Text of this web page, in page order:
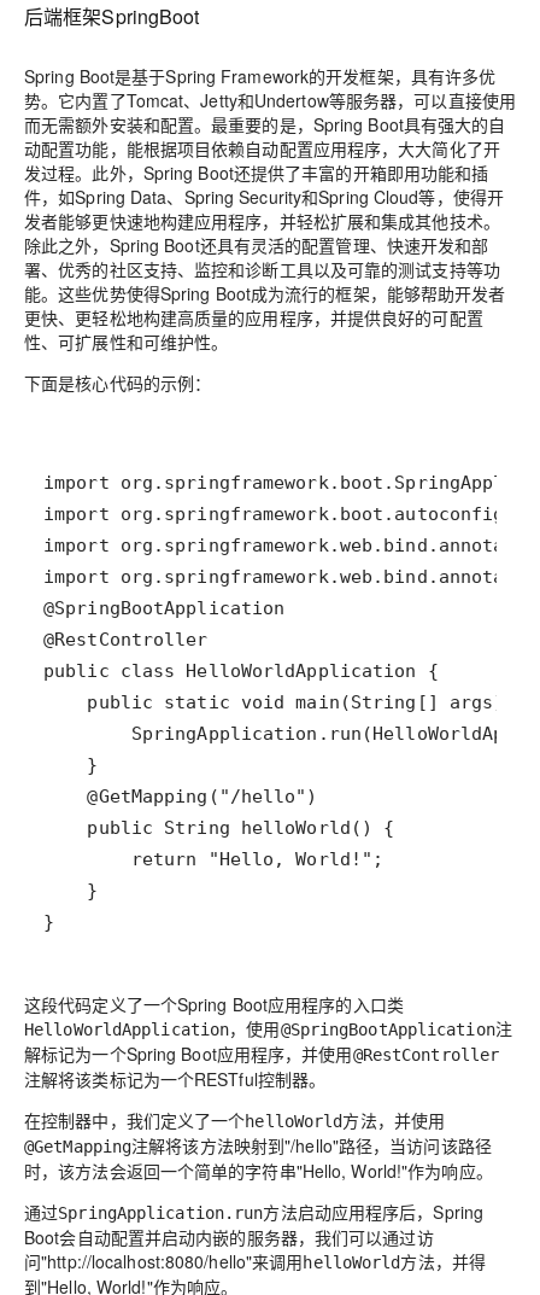
后端框架SpringBoot
Spring Boot是基于Spring Framework的开发框架，具有许多优
势。它内置了Tomcat、Jetty和Undertow等服务器，可以直接使用
而无需额外安装和配置。最重要的是，Spring Boot具有强大的自
动配置功能，能根据项目依赖自动配置应用程序，大大简化了开
发过程。此外，Spring Boot还提供了丰富的开箱即用功能和插
件，如Spring Data、Spring Security和Spring Cloud等，使得开
发者能够更快速地构建应用程序，并轻松扩展和集成其他技术。
除此之外，Spring Boot还具有灵活的配置管理、快速开发和部
署、优秀的社区支持、监控和诊断工具以及可靠的测试支持等功
能。这些优势使得Spring Boot成为流行的框架，能够帮助开发者
更快、更轻松地构建高质量的应用程序，并提供良好的可配置
性、可扩展性和可维护性。
下面是核心代码的示例：
}
这段代码定义了一个Spring Boot应用程序的入口类
HelloWorldApplication，使用@SpringBootApplication注
解标记为一个Spring Boot应用程序，并使用@RestController
注解将该类标记为一个RESTful控制器。
在控制器中，我们定义了一个helloWorld方法，并使用
@GetMapping注解将该方法映射到"/hello"路径，当访问该路径
时，该方法会返回一个简单的字符串"Hello, World!"作为响应。
通过SpringApplication.run方法启动应用程序后，Spring
Boot会自动配置并启动内嵌的服务器，我们可以通过访
问"http://localhost:8080/hello"来调用helloWorld方法，并得
到"Hello, World!"作为响应。